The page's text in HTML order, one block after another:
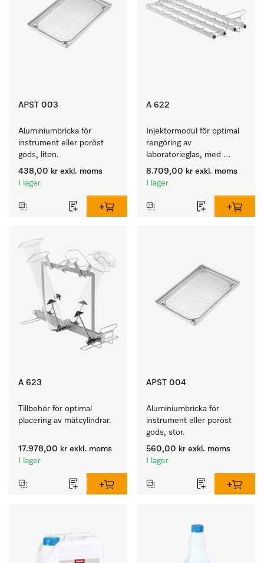
APST 003
Aluminiumbricka för
instrument eller poröst
gods, liten.
438,00 kr exkl. moms
I lager
A 622
Injektormodul för optimal
rengöring av
laboratorieglas, med
36 injektorplatser.
8.709,00 kr exkl. moms
I lager
A 623
Tillbehör för optimal
placering av mätcylindrar.
17.978,00 kr exkl. moms
I lager
APST 004
Aluminiumbricka för
instrument eller poröst
gods, stor.
560,00 kr exkl. moms
I lager